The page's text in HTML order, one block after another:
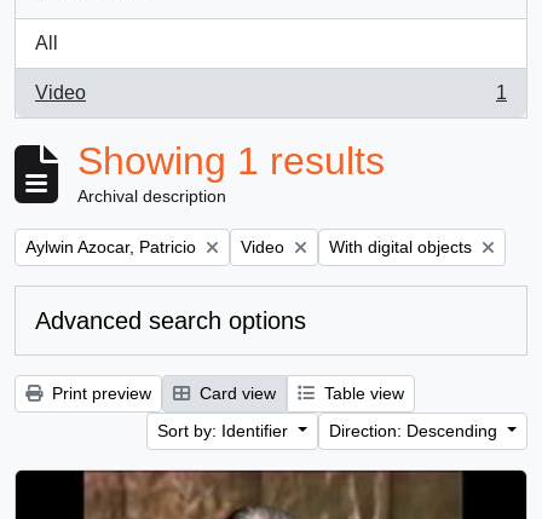
All
Video
, 1 results
1
Showing 1 results
Archival description
Remove filter:
Aylwin Azocar, Patricio Remove filter:
Video Remove filter:
With digital objects
Advanced search options
Print preview Card view
Table view
Sort by: Identifier
Direction: Descending